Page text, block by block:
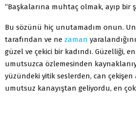
“Başkalarına muhtaç olmak, ayıp bir
Bu sözünü hiç unutamadım onun.
tarafından ve ne zaman
güzel ve çekici bir kadındı. Güzelliği,
umutsuzca özlemesinden
yüzündeki yitik seslerden, can
umutsuz kanayıştan geliyordu, en